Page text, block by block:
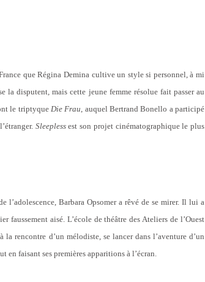
que Régina Demina cultive un style si personnel, à mi
disputent, mais cette jeune femme résolue fait passer au
le triptyque Die Frau auquel Bertrand Bonello a participé
Sleeplessest son projet cinématographique le plus
l’adolescence, Barbara Opsomer a rêvé de se mirer. Il lui a
aisé. L’école de théâtre des Ateliers de l’Ouest
rencontre d’un mélodiste, se lancer dans l’aventure d’un
faisant ses premières apparitions à l’écran.